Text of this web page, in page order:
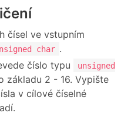
čísel ve vstupním
char .
číslo typu
unsigned
základu 2 - 16. Vypište
v cílové číselné